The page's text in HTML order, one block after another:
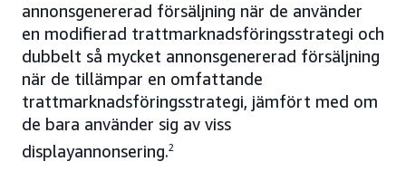
annonsgenererad försäljning när de använder
en modifierad trattmarknadsföringsstrategi och
dubbelt så mycket annonsgenererad försäljning
när de tillämpar en omfattande
trattmarknadsföringsstrategi, jämfört med om
de bara använder sig av viss
displayannonsering.2